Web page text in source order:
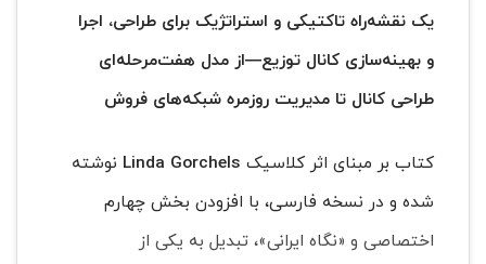
یک نقشه‌راه تاکتیکی و استراتژیک برای طراحی، اجرا
و بهینه‌سازی کانال توزیع—از مدل هفت‌مرحله‌ای
طراحی کانال تا مدیریت روزمره شبکه‌های فروش
کتاب بر مبنای اثر کلاسیک Linda Gorchels نوشته
شده و در نسخه فارسی، با افزودن بخش چهارم
اختصاصی و «نگاه ایرانی»، تبدیل به یکی از